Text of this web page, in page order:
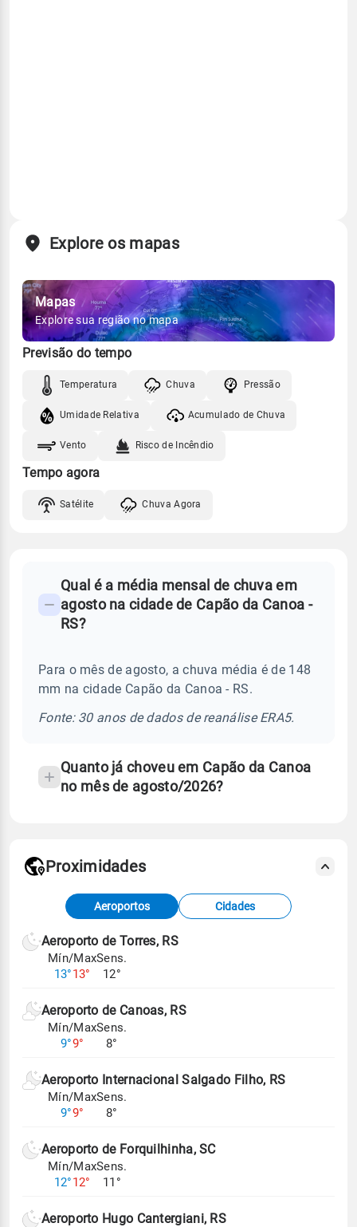
Explore os mapas
Mapas
Explore sua região no mapa
Previsão do tempo
Temperatura Chuva Pressão
Umidade Relativa Acumulado de Chuva
Vento Risco de Incêndio
Tempo agora
Satélite Chuva Agora
Perguntas
frequentes
chuva
temperatura
Qual é a média mensal de chuva em
agosto na cidade de Capão da Canoa -
RS?
Para o mês de agosto, a chuva média é de 148
mm na cidade Capão da Canoa - RS.
Fonte: 30 anos de dados de reanálise ERA5.
Quanto já choveu em Capão da Canoa
no mês de agosto/2026?
Fonte: dados combinados de estações
meteorológicas e satélite do Centro de Previsão
de Tempo e Estudos Climáticos (CPTEC).
Para obter mais informações sobre os dados
Proximidades
Aeroportos Cidades
Aeroporto de Torres, RS
Mín/Max
13°13°
Sens.
12°
Aeroporto de Canoas, RS
Mín/Max
9°9°
Sens.
8°
Aeroporto Internacional Salgado Filho, RS
Mín/Max
9°9°
Sens.
8°
Aeroporto de Forquilhinha, SC
Mín/Max
12°12°
Sens.
11°
Aeroporto Hugo Cantergiani, RS